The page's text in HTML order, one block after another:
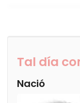
Tal día
Nació